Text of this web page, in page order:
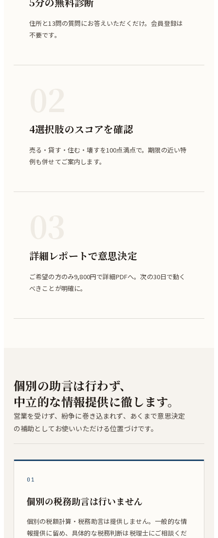
住所と13問の質問にお答えいただくだけ。会員登録は
不要です。
4選択肢のスコアを確認
売る・貸す・住む・壊すを100点満点で。期限の近い特
例も併せてご案内します。
詳細レポートで意思決定
ご希望の方のみ9,800円で詳細PDFへ。次の30日で動く
べきことが明確に。
個別の助言は行わず、
中立的な情報提供に徹します。
営業を受けず、紛争に巻き込まれず、あくまで意思決定
の補助としてお使いいただける位置づけです。
01
個別の税務助言は行いません
個別の税額計算・税務助言は提供しません。一般的な情
報提供に留め、具体的な税務判断は税理士にご相談くだ